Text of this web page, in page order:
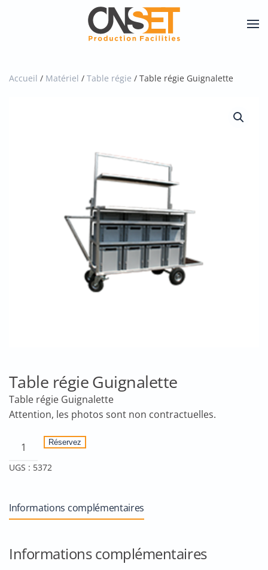
content
Accueil / Matériel / Table régie / Table régie Guignalette
Table régie Guignalette
Table régie Guignalette
quantité
Table
Guignalette
Réservez
UGS : 5372
Informations complémentaires
Informations complémentaires